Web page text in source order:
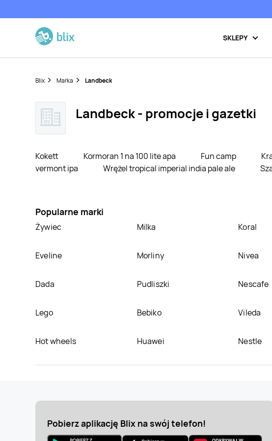
SKLEPY
Blix Marka Landbeck
Landbeck - promocje i gazetki
Kokett Kormoran 1 na 100 lite apa Fun camp
vermont ipa
Wrężel tropical imperial india pale ale
Popularne marki
Żywiec Milka Koral
Eveline Morliny Nivea
Dada Pudliszki Nescafe
Lego Bebiko Vileda
Hot wheels Huawei Nestle
Pobierz aplikację Blix na swój telefon!